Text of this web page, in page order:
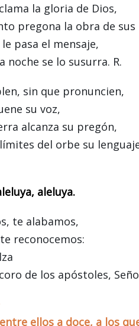
la gloria de Dios,
pregona la obra de sus
pasa el mensaje,
noche se lo susurra. R.
sin que pronuncien,
su voz,
alcanza su pregón,
del orbe su
aleluya.
te alabamos,
reconocemos:
de los apóstoles,
ellos a doce, a los